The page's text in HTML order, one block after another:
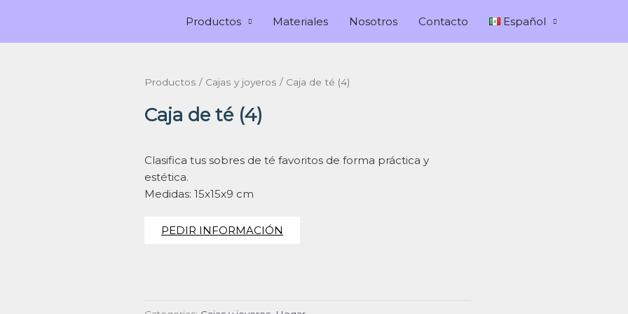
Productos Materiales Nosotros Contacto Español
Productos / Cajas y joyeros / Caja de té (4)
Caja de té (4)
Clasifica tus sobres de té favoritos de forma práctica y
estética.
Medidas: 15x15x9 cm
PEDIR INFORMACIÓN